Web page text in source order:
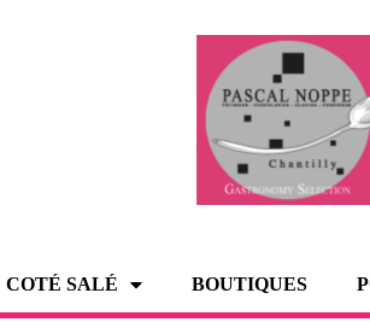
COTÉ SALÉ BOUTIQUES